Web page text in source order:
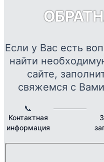
Если у Вас есть
найти
сайте,
свяжемся с
📞
Контактная
информация